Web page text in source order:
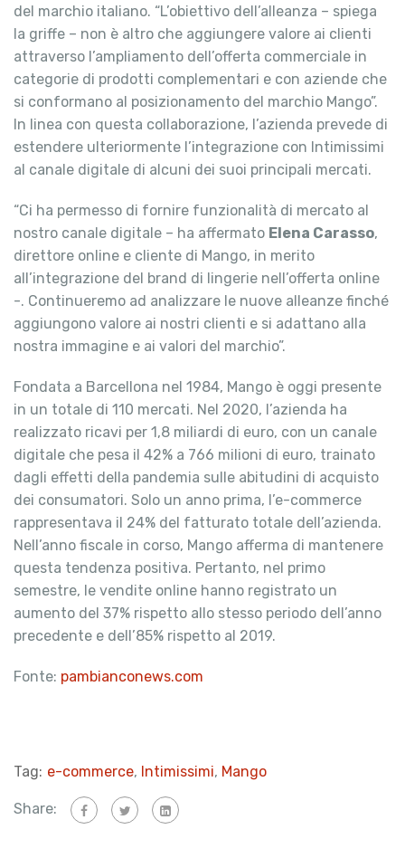
del marchio italiano. “L’obiettivo dell’alleanza – spiega
la griffe – non è altro che aggiungere valore ai clienti
attraverso l’ampliamento dell’offerta commerciale in
categorie di prodotti complementari e con aziende che
si conformano al posizionamento del marchio Mango”.
In linea con questa collaborazione, l’azienda prevede di
estendere ulteriormente l’integrazione con Intimissimi
al canale digitale di alcuni dei suoi principali mercati.
“Ci ha permesso di fornire funzionalità di mercato al
nostro canale digitale – ha affermato Elena Carasso,
direttore online e cliente di Mango, in merito
all’integrazione del brand di lingerie nell’offerta online
-. Continueremo ad analizzare le nuove alleanze finché
aggiungono valore ai nostri clienti e si adattano alla
nostra immagine e ai valori del marchio”.
Fondata a Barcellona nel 1984, Mango è oggi presente
in un totale di 110 mercati. Nel 2020, l’azienda ha
realizzato ricavi per 1,8 miliardi di euro, con un canale
digitale che pesa il 42% a 766 milioni di euro, trainato
dagli effetti della pandemia sulle abitudini di acquisto
dei consumatori. Solo un anno prima, l’e-commerce
rappresentava il 24% del fatturato totale dell’azienda.
Nell’anno fiscale in corso, Mango afferma di mantenere
questa tendenza positiva. Pertanto, nel primo
semestre, le vendite online hanno registrato un
aumento del 37% rispetto allo stesso periodo dell’anno
precedente e dell’85% rispetto al 2019.
Fonte: pambianconews.com
Tag: e-commerce, Intimissimi, Mango
Share: